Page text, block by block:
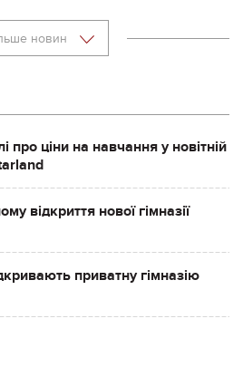
новин
про ціни на навчання у новітній
відкриття нової гімназії
приватну гімназію